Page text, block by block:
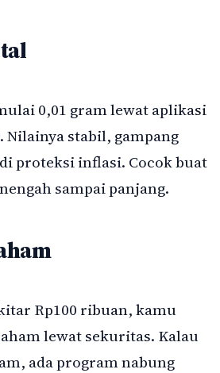
0,01 gram lewat aplikasi
Nilainya stabil, gampang
proteksi inflasi. Cocok buat
sampai panjang.
Rp100 ribuan, kamu
lewat sekuritas. Kalau
ada program nabung